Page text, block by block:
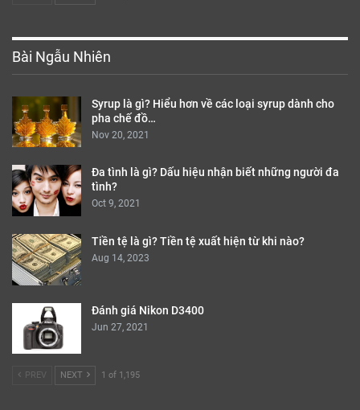
Bài Ngẫu Nhiên
Syrup là gì? Hiểu hơn về các loại syrup dành cho
pha chế đồ…
Nov 20, 2021
Đa tình là gì? Dấu hiệu nhận biết những người đa
tình?
Oct 9, 2021
Tiền tệ là gì? Tiền tệ xuất hiện từ khi nào?
Aug 14, 2023
Đánh giá Nikon D3400
Jun 27, 2021
PREV NEXT 1 of 1,195